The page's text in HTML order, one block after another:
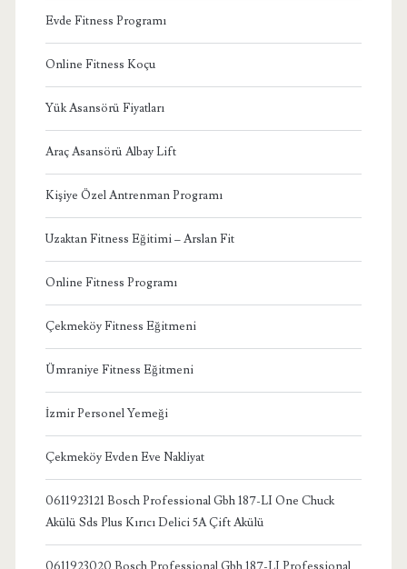
Evde Fitness Programı
Online Fitness Koçu
Yük Asansörü Fiyatları
Araç Asansörü Albay Lift
Kişiye Özel Antrenman Programı
Uzaktan Fitness Eğitimi – Arslan Fit
Online Fitness Programı
Çekmeköy Fitness Eğitmeni
Ümraniye Fitness Eğitmeni
İzmir Personel Yemeği
Çekmeköy Evden Eve Nakliyat
0611923121 Bosch Professional Gbh 187-LI One Chuck
Akülü Sds Plus Kırıcı Delici 5A Çift Akülü
0611923020 Bosch Professional Gbh 187-LI Professional